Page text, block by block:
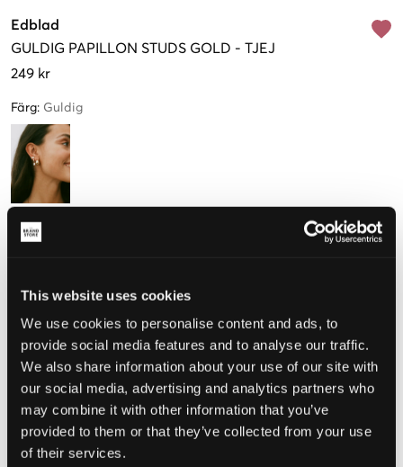
This website uses cookies
We use cookies to personalise content and ads, to
provide social media features and to analyse our traffic.
We also share information about your use of our site with
our social media, advertising and analytics partners who
may combine it with other information that you’ve
provided to them or that they’ve collected from your use
of their services.
Edblad
GULDIG PAPILLON STUDS GOLD - TJEJ
249 kr
Färg: Guldig
Storlek
Endast 3
Upplevd storlek
Liten Perfekt Stor